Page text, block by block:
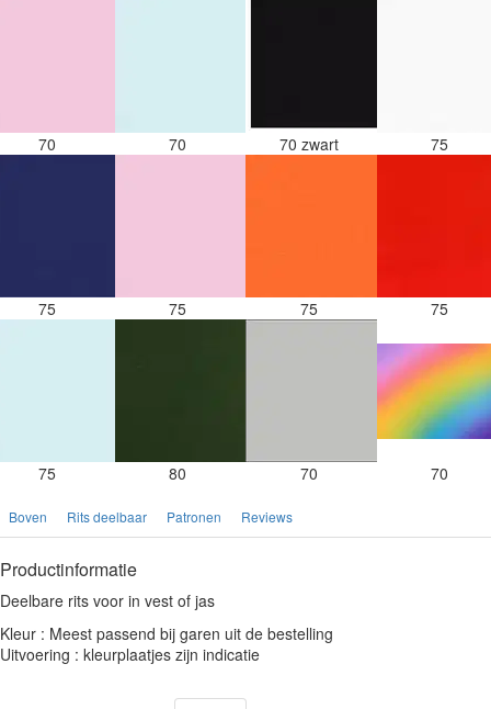
70 70 70 zwart 75
75 75 75 75
75 80 70 70
Boven Rits deelbaar Patronen Reviews
Productinformatie
Deelbare rits voor in vest of jas
Kleur : Meest passend bij garen uit de bestelling
Uitvoering : kleurplaatjes zijn indicatie